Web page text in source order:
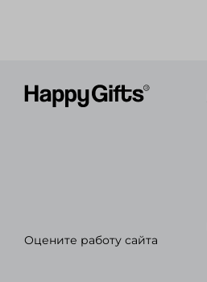
Оцените работу сайта